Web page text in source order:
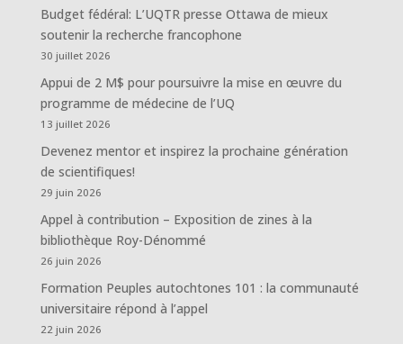
Budget fédéral: L’UQTR presse Ottawa de mieux
soutenir la recherche francophone
30 juillet 2026
Appui de 2 M$ pour poursuivre la mise en œuvre du
programme de médecine de l’UQ
13 juillet 2026
Devenez mentor et inspirez la prochaine génération
de scientifiques!
29 juin 2026
Appel à contribution – Exposition de zines à la
bibliothèque Roy-Dénommé
26 juin 2026
Formation Peuples autochtones 101 : la communauté
universitaire répond à l’appel
22 juin 2026